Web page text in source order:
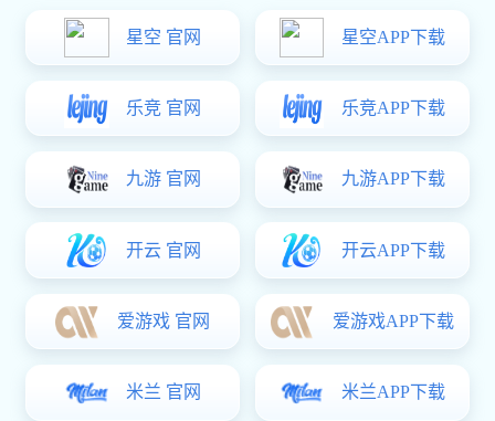
行业资讯
立体仓库堆垛机的工作原理与结构
2021-01-03 分享到：